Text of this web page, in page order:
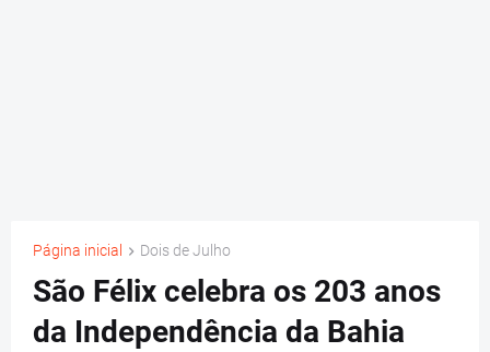
Página inicial Dois de Julho
São Félix celebra os 203 anos
da Independência da Bahia